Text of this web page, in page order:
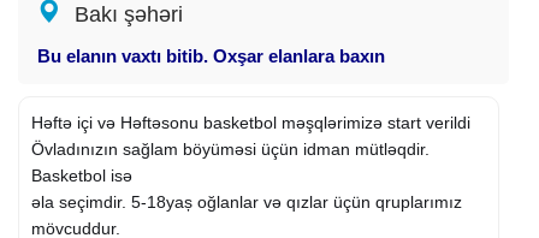
Bakı şəhəri
Bu elanın vaxtı bitib. Oxşar elanlara baxın
Həftə içi və Həftəsonu basketbol məşqlərimizə start verildi
Övladınızın sağlam böyüməsi üçün idman mütləqdir.
Basketbol isə
əla seçimdir. 5-18yaș oğlanlar və qızlar üçün qruplarımız
mövcuddur.